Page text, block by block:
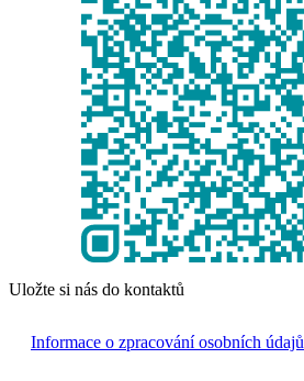
Uložte si nás do kontaktů
Informace o zpracování osobních údajů